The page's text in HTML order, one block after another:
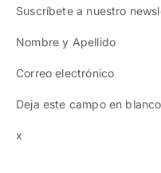
Suscríbete a nuestro
Nombre y Apellido
Correo electrónico
Deja este campo en
x